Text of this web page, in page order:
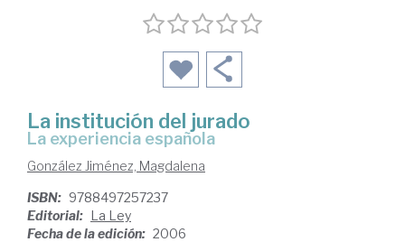
La institución del jurado
la experiencia española
González Jiménez, Magdalena
ISBN: 9788497257237
Editorial: La Ley
Fecha de la edición: 2006